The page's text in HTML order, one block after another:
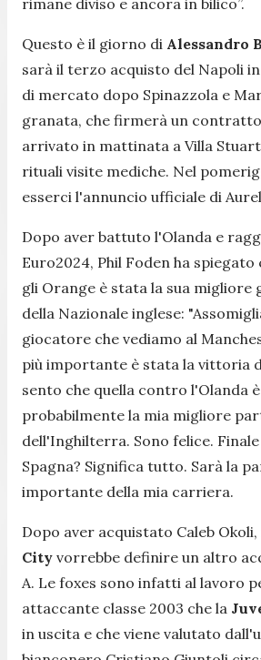
rimane diviso e ancora in bilico”.
Questo è il giorno di Alessandro
sarà il terzo acquisto del Napoli
di mercato dopo Spinazzola e
granata, che firmerà un contratto
arrivato in mattinata a Villa
rituali visite mediche. Nel
esserci l'annuncio ufficiale di
Dopo aver battuto l'Olanda e
Euro2024, Phil Foden ha
gli Orange è stata la sua migliore
della Nazionale inglese:
giocatore che vediamo al
più importante è stata la vittoria
sento che quella contro l'Olanda
probabilmente la mia migliore
dell'Inghilterra. Sono felice.
Spagna? Significa tutto. Sarà la
importante della mia carriera.
Dopo aver acquistato Caleb Okoli,
City vorrebbe definire un altro
A. Le foxes sono infatti al lavoro
attaccante classe 2003 che la
in uscita e che viene valutato